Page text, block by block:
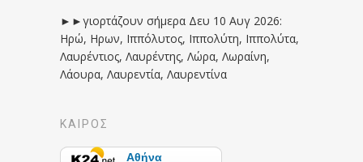
►►γιορτάζουν σήμερα Δευ 10 Αυγ 2026:
Ηρώ, Ηρων, Ιππόλυτος, Ιππολύτη, Ιππολύτα,
Λαυρέντιος, Λαυρέντης, Λώρα, Λωραίνη,
Λάουρα, Λαυρεντία, Λαυρεντίνα
ΚΑΙΡΟΣ